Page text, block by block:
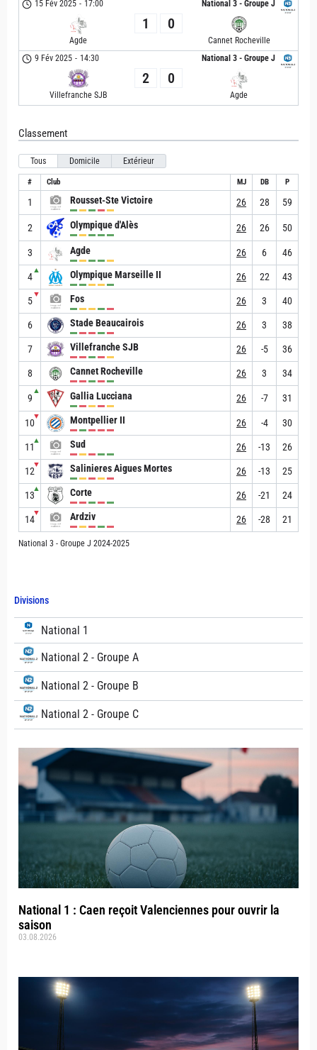
Divisions
National 1
National 2 - Groupe A
National 2 - Groupe B
National 2 - Groupe C
National 1 : Caen reçoit Valenciennes pour ouvrir la
saison
03.08.2026
National 3 - Groupe J
15 Fév 2025 - 17:00
Agde
1 0
Cannet Rocheville
National 3 - Groupe J
9 Fév 2025 - 14:30
Villefranche SJB
2 0
Agde
Classement
Tous Domicile Extérieur
# Club MJ DB P
1 Rousset-Ste Victoire 26 28 59
2 Olympique d'Alès 26 26 50
3 Agde 26 6 46
4
▲ Olympique Marseille II 26 22 43
5
▼ Fos 26 3 40
6 Stade Beaucairois 26 3 38
7 Villefranche SJB 26 -5 36
8 Cannet Rocheville 26 3 34
9
▲ Gallia Lucciana 26 -7 31
10
▼ Montpellier II 26 -4 30
11
▲ Sud 26 -13 26
12
▼ Salinieres Aigues Mortes 26 -13 25
13
▲ Corte 26 -21 24
14
▼ Ardziv 26 -28 21
National 3 - Groupe J 2024-2025